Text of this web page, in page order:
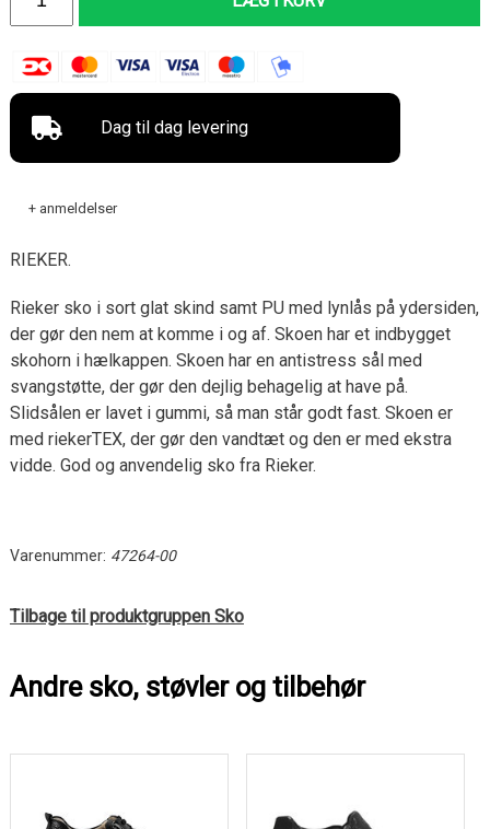
Dag til dag levering
+ anmeldelser
RIEKER.
Rieker sko i sort glat skind samt PU med lynlås på ydersiden,
der gør den nem at komme i og af. Skoen har et indbygget
skohorn i hælkappen. Skoen har en antistress sål med
svangstøtte, der gør den dejlig behagelig at have på.
Slidsålen er lavet i gummi, så man står godt fast. Skoen er
med riekerTEX, der gør den vandtæt og den er med ekstra
vidde. God og anvendelig sko fra Rieker.
Varenummer: 47264-00
Tilbage til produktgruppen Sko
Andre sko, støvler og tilbehør